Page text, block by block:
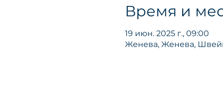
Время и
19 июн. 2025 г., 09:00
Женева, Женева,